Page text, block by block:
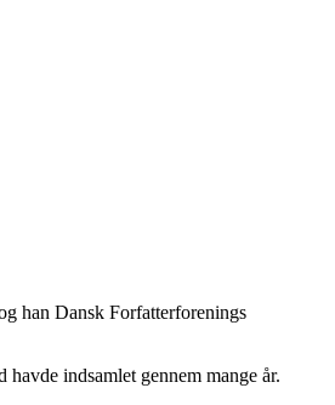
han Dansk Forfatterforenings
indsamlet gennem mange år.